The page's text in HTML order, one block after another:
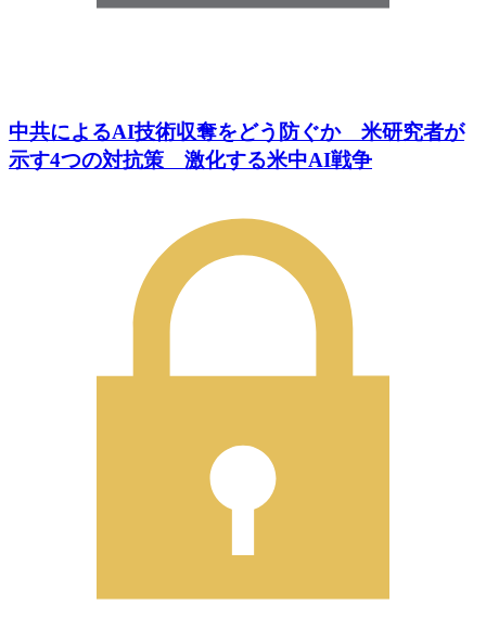
中共によるAI技術収奪をどう防ぐか 米研究者が
示す4つの対抗策 激化する米中AI戦争